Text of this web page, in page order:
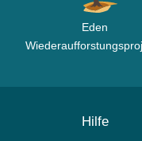
Eden
Hilfe